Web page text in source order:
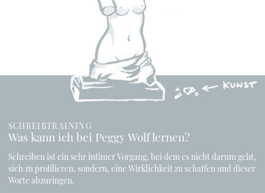
SCHREIBTRAINING
Was kann ich bei Peggy Wolf lernen?
Schreiben ist ein sehr intimer Vorgang, bei dem es nicht darum geht,
sich zu profilieren, sondern, eine Wirklichkeit zu schaffen und dieser
Worte abzuringen.